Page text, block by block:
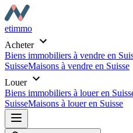
etimmo
Acheter
Biens immobiliers à vendre en
SuisseMaisons à vendre en Suisse
Louer
Biens immobiliers à louer en
SuisseMaisons à louer en Suisse